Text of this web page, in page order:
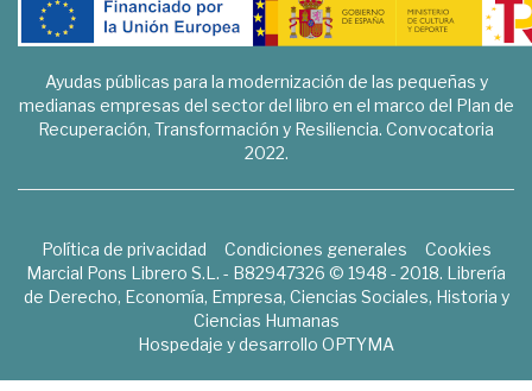
Ayudas públicas para la modernización de las pequeñas y
medianas empresas del sector del libro en el marco del Plan de
Recuperación, Transformación y Resiliencia. Convocatoria
2022.
Política de privacidad Condiciones generales
Cookies
Marcial Pons Librero S.L. - B82947326 © 1948 - 2018. Librería
de Derecho, Economía, Empresa, Ciencias Sociales, Historia y
Ciencias Humanas
Hospedaje y desarrollo OPTYMA